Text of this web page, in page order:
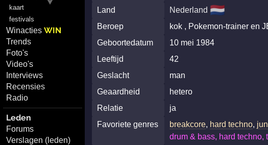
kaart
festivals
WinactiesWIN
Trends
Foto's
Video's
Interviews
Recensies
Radio
Leden
Forums
Verslagen (leden)
Land
Nederland 🇳🇱
Beroep
kok , Pokemon-trainer en
Geboortedatum
10 mei 1984
Leeftijd
42
Geslacht
man
Geaardheid
hetero
Relatie
ja
Favoriete genres
breakcore, hard techno,
drum & bass, hard techno,